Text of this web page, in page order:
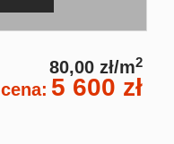
80,00 zł/m2
cena: 5 600 zł